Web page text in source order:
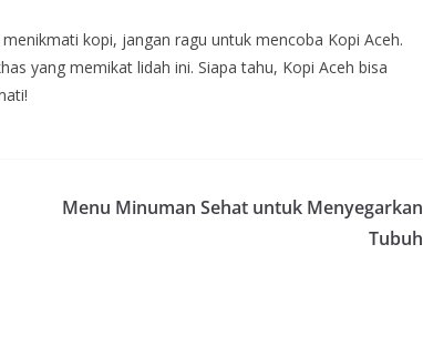
kopi, jangan ragu untuk mencoba Kopi Aceh.
yang memikat lidah ini. Siapa tahu, Kopi Aceh bisa
Menu Minuman Sehat untuk Menyegarkan
Tubuh